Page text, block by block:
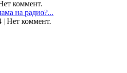
коммент.
на радио?...
| Нет коммент.